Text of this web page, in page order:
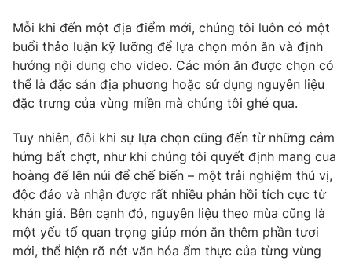
® Cấm sao chép dưới mọi hình thức nếu không có sự chấp
thuận bằng văn bản. Ghi rõ nguồn VTV.vn khi phát hành lại
thông tin từ website này.
Mỗi khi đến một địa điểm mới, chúng tôi luôn có một
buổi thảo luận kỹ lưỡng để lựa chọn món ăn và định
hướng nội dung cho video. Các món ăn được chọn có
thể là đặc sản địa phương hoặc sử dụng nguyên liệu
đặc trưng của vùng miền mà chúng tôi ghé qua.
Tuy nhiên, đôi khi sự lựa chọn cũng đến từ những cảm
hứng bất chợt, như khi chúng tôi quyết định mang cua
hoàng đế lên núi để chế biến – một trải nghiệm thú vị,
độc đáo và nhận được rất nhiều phản hồi tích cực từ
khán giả. Bên cạnh đó, nguyên liệu theo mùa cũng là
một yếu tố quan trọng giúp món ăn thêm phần tươi
mới, thể hiện rõ nét văn hóa ẩm thực của từng vùng